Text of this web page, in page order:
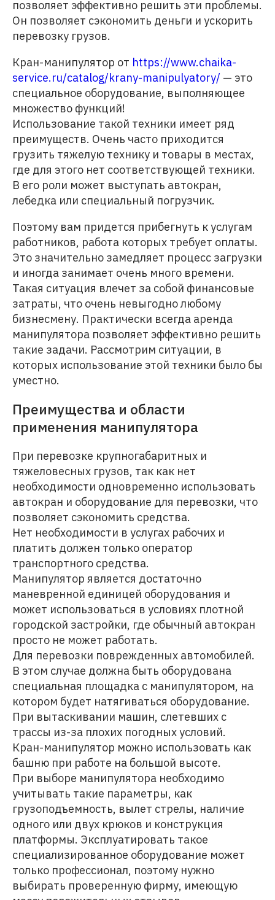
позволяет эффективно решить эти проблемы.
Он позволяет сэкономить деньги и ускорить
перевозку грузов.
Кран-манипулятор от https://www.chaika-
service.ru/catalog/krany-manipulyatory/ — это
специальное оборудование, выполняющее
множество функций!
Использование такой техники имеет ряд
преимуществ. Очень часто приходится
грузить тяжелую технику и товары в местах,
где для этого нет соответствующей техники.
В его роли может выступать автокран,
лебедка или специальный погрузчик.
Поэтому вам придется прибегнуть к услугам
работников, работа которых требует оплаты.
Это значительно замедляет процесс загрузки
и иногда занимает очень много времени.
Такая ситуация влечет за собой финансовые
затраты, что очень невыгодно любому
бизнесмену. Практически всегда аренда
манипулятора позволяет эффективно решить
такие задачи. Рассмотрим ситуации, в
которых использование этой техники было бы
уместно.
Преимущества и области
применения манипулятора
При перевозке крупногабаритных и
тяжеловесных грузов, так как нет
необходимости одновременно использовать
автокран и оборудование для перевозки, что
позволяет сэкономить средства.
Нет необходимости в услугах рабочих и
платить должен только оператор
транспортного средства.
Манипулятор является достаточно
маневренной единицей оборудования и
может использоваться в условиях плотной
городской застройки, где обычный автокран
просто не может работать.
Для перевозки поврежденных автомобилей.
В этом случае должна быть оборудована
специальная площадка с манипулятором, на
котором будет натягиваться оборудование.
При вытаскивании машин, слетевших с
трассы из-за плохих погодных условий.
Кран-манипулятор можно использовать как
башню при работе на большой высоте.
При выборе манипулятора необходимо
учитывать такие параметры, как
грузоподъемность, вылет стрелы, наличие
одного или двух крюков и конструкция
платформы. Эксплуатировать такое
специализированное оборудование может
только профессионал, поэтому нужно
выбирать проверенную фирму, имеющую